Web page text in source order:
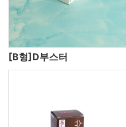
[B형]D부스터